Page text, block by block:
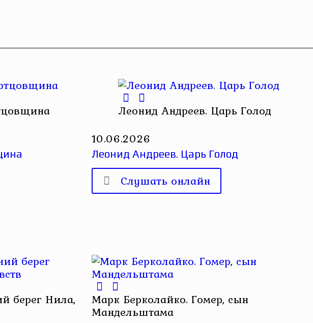
Леонид Андреев. Царь Голод
10.06.2026
Леонид Андреев. Царь Голод
Слушать онлайн
берег Нила, Марк Берколайко. Гомер, сын
Мандельштама